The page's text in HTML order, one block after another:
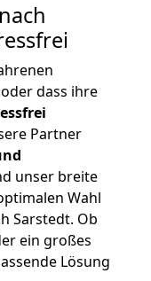
dass ihre
Partner
unser breite
Wahl
Sarstedt. Ob
ein großes
Lösung